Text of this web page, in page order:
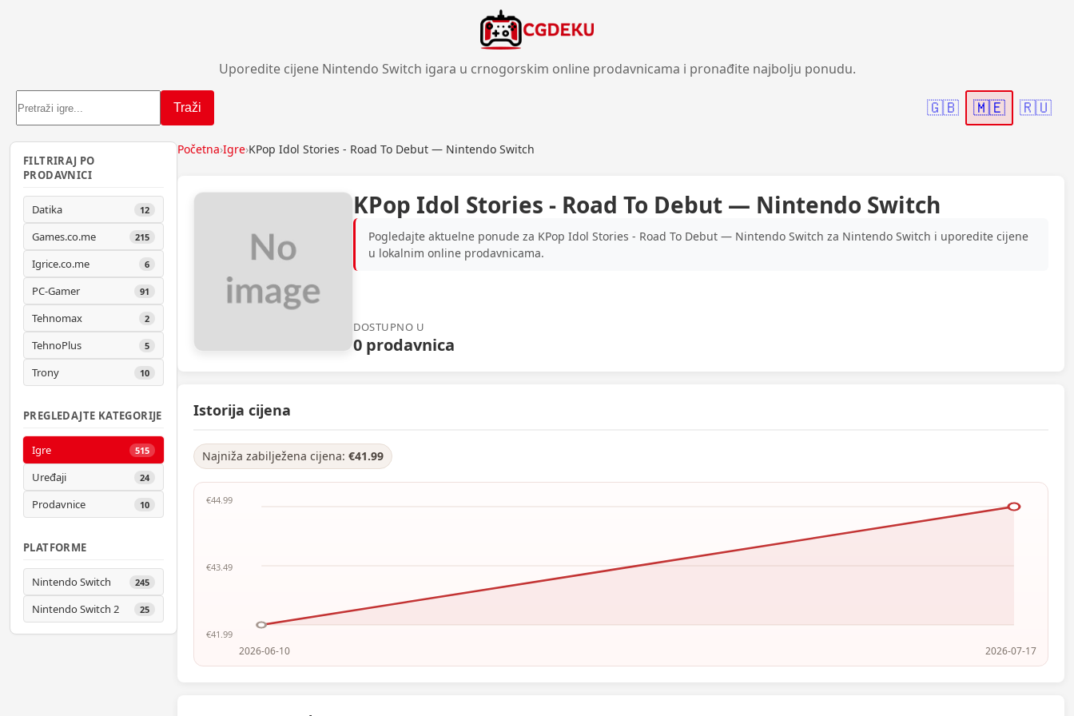
Uporedite cijene Nintendo Switch igara u crnogorskim online prodavnicama i pronađite najbolju ponudu.
Traži 🇬🇧 🇲🇪 🇷🇺
FILTRIRAJ PO
PRODAVNICI
Datika 12
Games.co.me 215
Igrice.co.me 6
PC-Gamer 91
Tehnomax 2
TehnoPlus 5
Trony 10
PREGLEDAJTE KATEGORIJE
Igre 515
Uređaji 24
Prodavnice 10
PLATFORME
Nintendo Switch 245
Nintendo Switch 2 25
Početna›Igre›KPop Idol Stories - Road To Debut — Nintendo Switch
KPop Idol Stories - Road To Debut — Nintendo Switch
Pogledajte aktuelne ponude za KPop Idol Stories - Road To Debut — Nintendo Switch za Nintendo Switch i uporedite cijene
u lokalnim online prodavnicama.
DOSTUPNO U
0 prodavnica
Istorija cijena
Najniža zabilježena cijena: €41.99
€44.99
€43.49
€41.99
2026-06-10 2026-07-17